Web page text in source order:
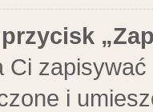
przycisk
Ci
i